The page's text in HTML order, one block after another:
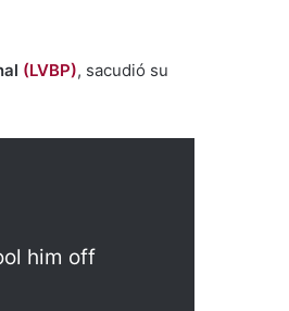
(LVBP), sacudió su
him off